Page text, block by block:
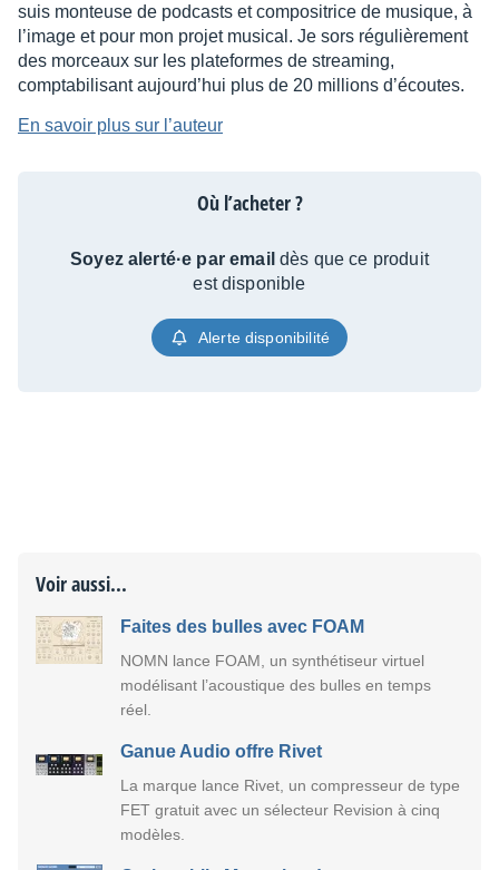
suis monteuse de podcasts et compositrice de musique, à
l’image et pour mon projet musical. Je sors régulièrement
des morceaux sur les plateformes de streaming,
comptabilisant aujourd’hui plus de 20 millions d’écoutes.
En savoir plus sur l’auteur
Où l’acheter ?
Soyez alerté·e par email dès que ce produit
est disponible
Alerte disponibilité
Voir aussi...
Faites des bulles avec FOAM
NOMN lance FOAM, un synthétiseur virtuel
modélisant l’acoustique des bulles en temps
réel.
Ganue Audio offre Rivet
La marque lance Rivet, un compresseur de type
FET gratuit avec un sélecteur Revision à cinq
modèles.